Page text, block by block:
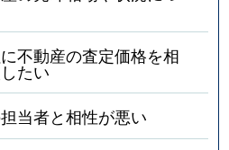
不動産の査定価格を相
たい
当者と相性が悪い